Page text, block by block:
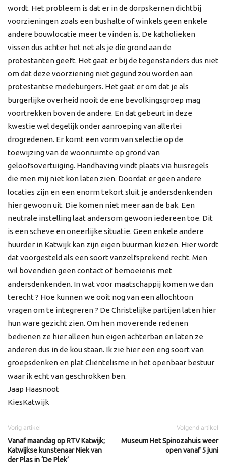
wordt. Het probleem is dat er in de dorpskernen dichtbij
voorzieningen zoals een bushalte of winkels geen enkele
andere bouwlocatie meer te vinden is. De katholieken
vissen dus achter het net als je die grond aan de
protestanten geeft. Het gaat er bij de tegenstanders dus niet
om dat deze voorziening niet gegund zou worden aan
protestantse medeburgers. Het gaat er om dat je als
burgerlijke overheid nooit de ene bevolkingsgroep mag
voortrekken boven de andere. En dat gebeurt in deze
kwestie wel degelijk onder aanroeping van allerlei
drogredenen. Er komt een vorm van selectie op de
toewijzing van de woonruimte op grond van
geloofsovertuiging. Handhaving vindt plaats via huisregels
die men mij niet kon laten zien. Doordat er geen andere
locaties zijn en een enorm tekort sluit je andersdenkenden
hier gewoon uit. Die komen niet meer aan de bak. Een
neutrale instelling laat andersom gewoon iedereen toe. Dit
is een scheve en oneerlijke situatie. Geen enkele andere
huurder in Katwijk kan zijn eigen buurman kiezen. Hier wordt
dat voorgesteld als een soort vanzelfsprekend recht. Men
wil bovendien geen contact of bemoeienis met
andersdenkenden. In wat voor maatschappij komen we dan
terecht ? Hoe kunnen we ooit nog van een allochtoon
vragen om te integreren ? De Christelijke partijen laten hier
hun ware gezicht zien. Om hen moverende redenen
bedienen ze hier alleen hun eigen achterban en laten ze
anderen dus in de kou staan. Ik zie hier een eng soort van
groepsdenken en plat Cliëntelisme in het openbaar bestuur
waar ik echt van geschrokken ben.
Jaap Haasnoot
KiesKatwijk
Vorig artikel
Vanaf maandag op RTV Katwijk;
Katwijkse kunstenaar Niek van
der Plas in ‘De Plek’
Volgend artikel
Museum Het Spinozahuis weer
open vanaf 5 juni